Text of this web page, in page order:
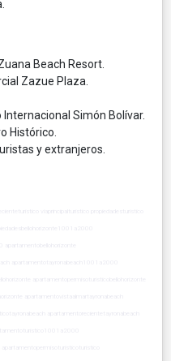
Beach Resort.
Zazue Plaza.
Simón Bolívar.
Histórico.
y extranjeros.